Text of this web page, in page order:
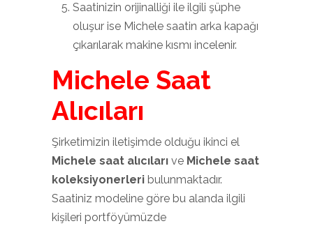
Saatinizin orijinalliği ile ilgili şüphe
oluşur ise Michele saatin arka kapağı
çıkarılarak makine kısmı incelenir.
Michele Saat
Alıcıları
Şirketimizin iletişimde olduğu ikinci el
Michele saat alıcıları ve Michele saat
koleksiyonerleri bulunmaktadır.
Saatiniz modeline göre bu alanda ilgili
kişileri portföyümüzde